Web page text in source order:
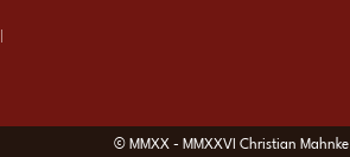
© MMXX - MMXXVI Christian Mahnke